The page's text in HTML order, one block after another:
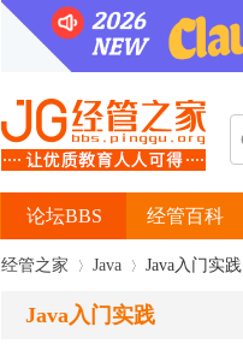
经管百科
论坛BBS
经管之家 Java Java入门实践
Java入门实践